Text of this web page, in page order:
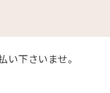
リゾートホテル
い下さいませ。